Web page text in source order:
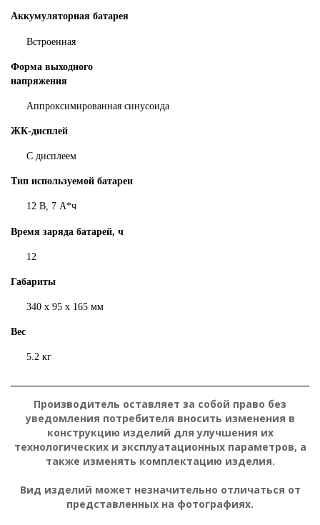
Аккумуляторная батарея
Встроенная
Форма выходного
напряжения
Аппроксимированная синусоида
ЖК-дисплей
С дисплеем
Тип используемой батареи
12 В, 7 А*ч
Время заряда батарей, ч
12
Габариты
340 x 95 x 165 мм
Вес
5.2 кг
р
о
б
н
е
:
Производитель оставляет за собой право без
уведомления потребителя вносить изменения в
конструкцию изделий для улучшения их
технологических и эксплуатационных параметров, а
также изменять комплектацию изделия.
Вид изделий может незначительно отличаться от
представленных на фотографиях.